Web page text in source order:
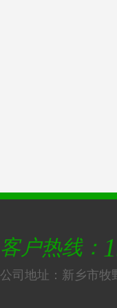
客户热线：
公司地址：新乡市牧